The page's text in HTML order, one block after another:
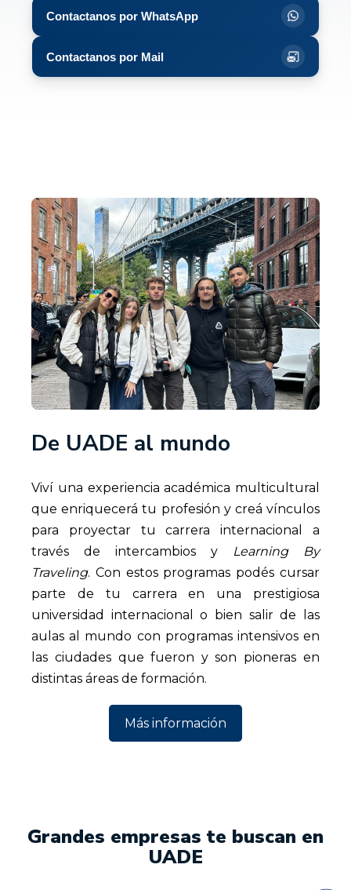
Contactanos por WhatsApp
Contactanos por Mail
De UADE al mundo
Viví una experiencia académica multicultural
que enriquecerá tu profesión y creá vínculos
para proyectar tu carrera internacional a
través de intercambios y
Learning By
Traveling. Con estos programas podés cursar
parte de tu carrera en una prestigiosa
universidad internacional o bien salir de las
aulas al mundo con programas intensivos en
las ciudades que fueron y son pioneras en
distintas áreas de formación.
Más información
Grandes empresas te buscan en
UADE